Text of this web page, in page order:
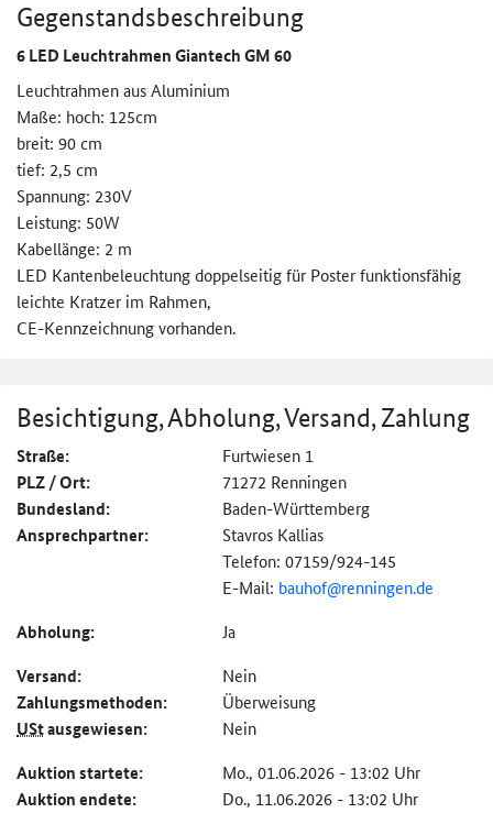
Gegenstandsbeschreibung
6 LED Leuchtrahmen Giantech GM 60
Leuchtrahmen aus Aluminium
Maße: hoch: 125cm
breit: 90 cm
tief: 2,5 cm
Spannung: 230V
Leistung: 50W
Kabellänge: 2 m
LED Kantenbeleuchtung doppelseitig für Poster funktionsfähig
leichte Kratzer im Rahmen,
CE-Kennzeichnung vorhanden.
Besichtigung, Abholung, Versand, Zahlung
Straße: Furtwiesen 1
PLZ / Ort: 71272 Renningen
Bundesland: Baden-Württemberg
Ansprechpartner:
Stavros Kallias
Telefon: 07159/924-145
E-Mail: bauhof@renningen.de
Abholung: Ja
Versand: Nein
Zahlungs­methoden: Überweisung
UStausgewiesen: Nein
Auktion startete: Mo., 01.06.2026 - 13:02 Uhr
Auktion endete: Do., 11.06.2026 - 13:02 Uhr